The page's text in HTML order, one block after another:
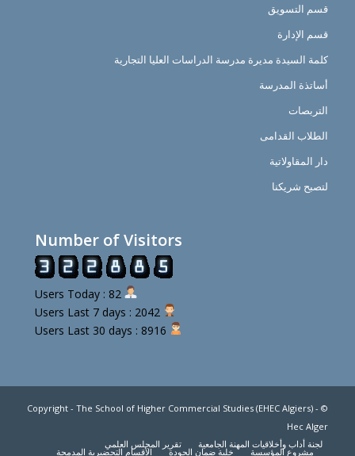
قسم التسويق
قسم الإدارة
كلمة السيدة مديرة مدرسة الدراسات العليا التجارية
أساتذة المدرسة
التربصات
الطلاب القدامى
دار المقاولاتية
لتصبح شريكنا
Number of Visitors
Users Today : 82
Users Last 7 days : 2042
© Copyright - The School of Higher Commercial Studies (EHEC Algiers) -
Hec Alger
لجنة أداب وأخلاقيات المهنة الجامعية
تقرير المجلس العلمي
مشروع المؤسسة خلية ضمان الجودة الأقسام التحضيرية المدمجة